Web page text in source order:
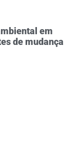
em
de mudança